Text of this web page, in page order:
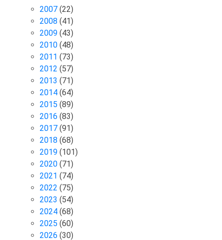
2007 (22)
2008 (41)
2009 (43)
2010 (48)
2011 (73)
2012 (57)
2013 (71)
2014 (64)
2015 (89)
2016 (83)
2017 (91)
2018 (68)
2019 (101)
2020 (71)
2021 (74)
2022 (75)
2023 (54)
2024 (68)
2025 (60)
2026 (30)